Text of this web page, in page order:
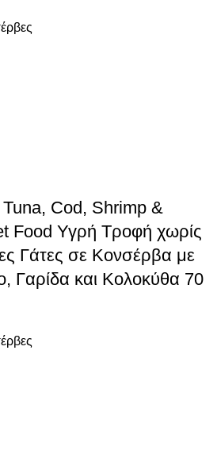
Cod, Shrimp &
Food Υγρή Τροφή χωρίς
Γάτες σε Κονσέρβα με
Γαρίδα και Κολοκύθα 70